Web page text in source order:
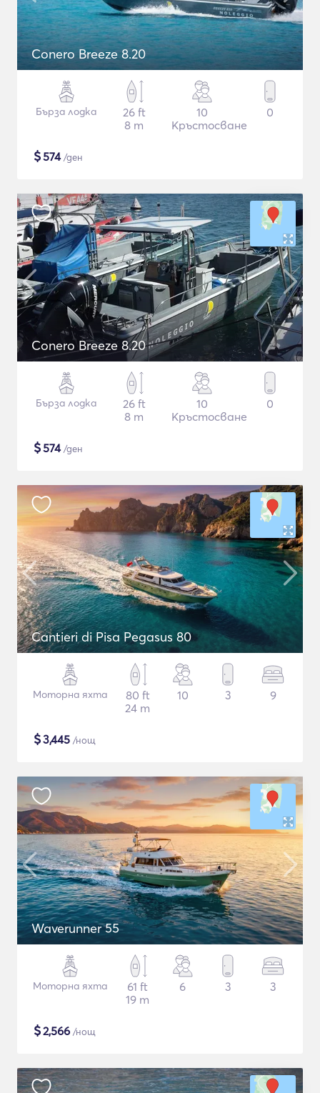
Conero Breeze 8.20
Бърза лодка
26 ft
8 m
10
Кръстосване
0
$574/ден
Conero Breeze 8.20
Бърза лодка
26 ft
8 m
10
Кръстосване
0
$574/ден
Cantieri di Pisa Pegasus 80
Моторна яхта
80 ft
24 m
10 3 9
$3,445 /нощ
Waverunner 55
Моторна яхта
61 ft
19 m
6 3 3
$2,566 /нощ